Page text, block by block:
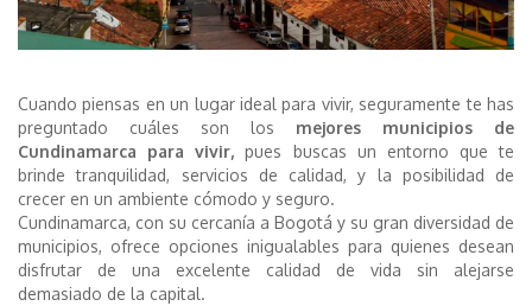
Cuando piensas en un lugar ideal para vivir, seguramente te has
preguntado cuáles son los mejores municipios de
Cundinamarca para vivir, pues buscas un entorno que te
brinde tranquilidad, servicios de calidad, y la posibilidad de
crecer en un ambiente cómodo y seguro.
Cundinamarca, con su cercanía a Bogotá y su gran diversidad de
municipios, ofrece opciones inigualables para quienes desean
disfrutar de una excelente calidad de vida sin alejarse
demasiado de la capital.